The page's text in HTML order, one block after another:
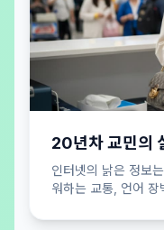
20년차 교민의
인터넷의 낡은 정보
워하는 교통, 언어